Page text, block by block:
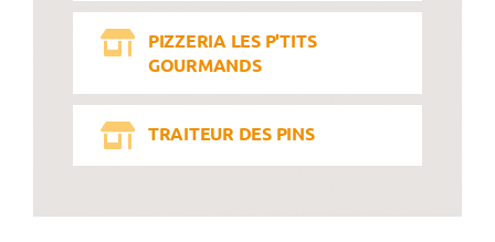
PIZZERIA LES P'TITS
GOURMANDS
TRAITEUR DES PINS